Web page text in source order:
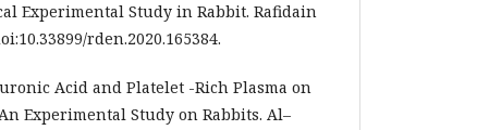
Experimental Study in Rabbit. Rafidain
rden.2020.165384.
Acid and Platelet -Rich Plasma on
Experimental Study on Rabbits. Al–